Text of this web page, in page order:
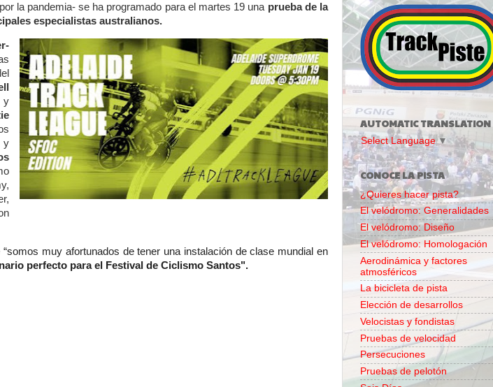
la pandemia- se ha programado para el martes 19 una prueba de la
especialistas australianos.
y
y
“somos muy afortunados de tener una instalación de clase mundial en
perfecto para el Festival de Ciclismo Santos".
AUTOMATIC TRANSLATION
Select Language ▼
CONOCE LA PISTA
¿Quieres hacer pista?
El velódromo: Generalidades
El velódromo: Diseño
El velódromo: Homologación
Aerodinámica y factores
atmosféricos
La bicicleta de pista
Elección de desarrollos
Velocistas y fondistas
Pruebas de velocidad
Persecuciones
Pruebas de pelotón